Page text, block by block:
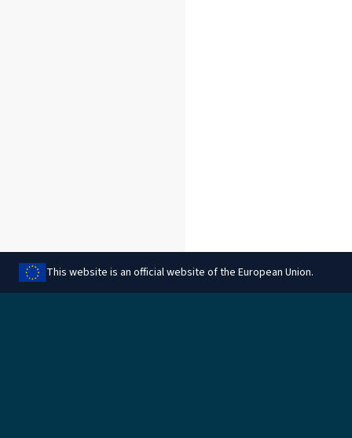
Partager cette page
This website is an official website of the European Union.